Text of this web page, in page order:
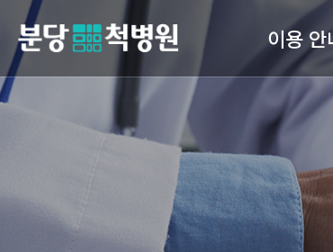
이용 안
의료진 소개
진료안내
입퇴원 수